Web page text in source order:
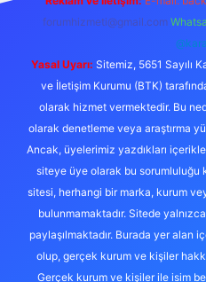
forumhizmeti@gmail.com
Yasal Uyarı: Sitemiz, 5651 Sayılı
ve İletişim Kurumu (BTK)
olarak hizmet vermektedir. Bu
olarak denetleme veya araştırma
Ancak, üyelerimiz yazdıkları
siteye üye olarak bu sorumluluğu
sitesi, herhangi bir marka, kurum
bulunmamaktadır. Sitede
paylaşılmaktadır. Burada yer alan
olup, gerçek kurum ve kişiler
Gerçek kurum ve kişiler ile isim